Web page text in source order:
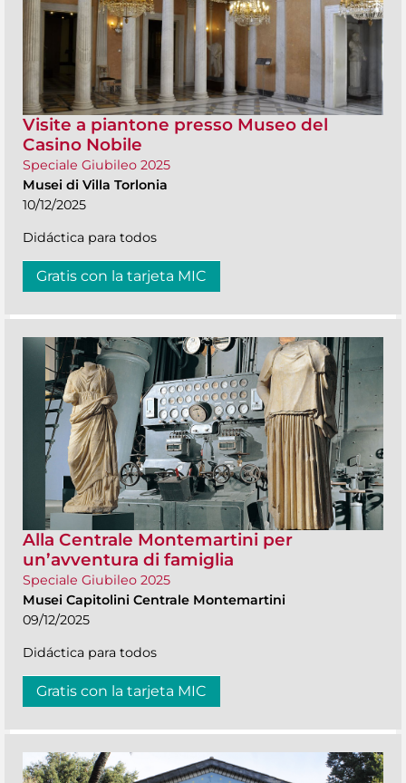
Visite a piantone presso Museo del
Casino Nobile
Speciale Giubileo 2025
Musei di Villa Torlonia
10/12/2025
Didáctica para todos
Gratis con la tarjeta MIC
Alla Centrale Montemartini per
un’avventura di famiglia
Speciale Giubileo 2025
Musei Capitolini Centrale Montemartini
09/12/2025
Didáctica para todos
Gratis con la tarjeta MIC